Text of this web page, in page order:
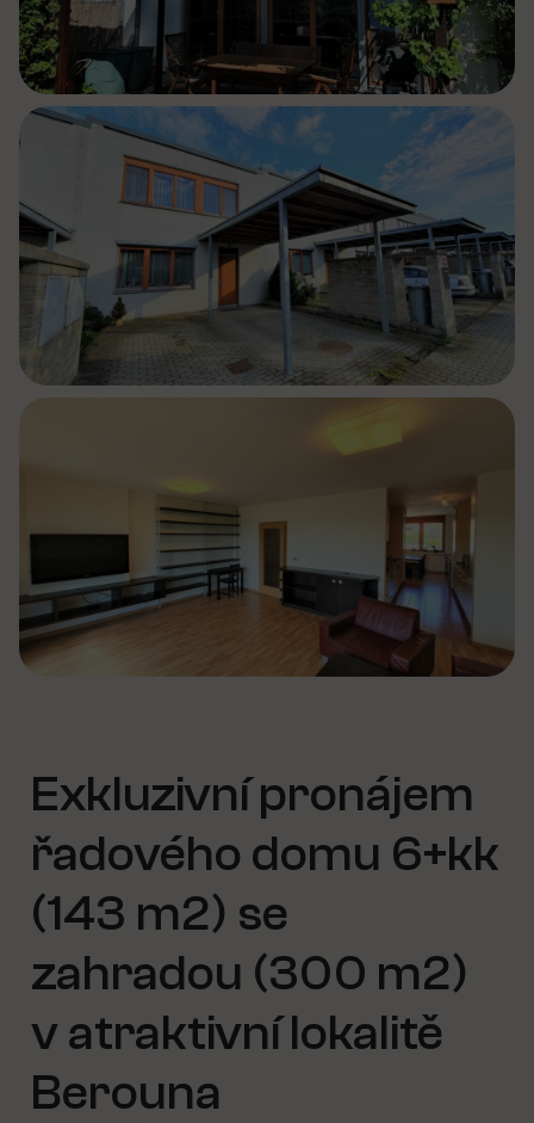
Exkluzivní pronájem
řadového domu 6+kk
(143 m2) se
zahradou (300 m2)
v atraktivní lokalitě
Berouna